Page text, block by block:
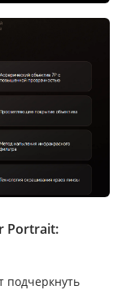
Portrait:
подчеркнуть